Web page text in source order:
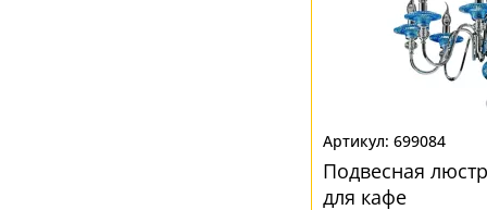
699084
Подвесная
для кафе